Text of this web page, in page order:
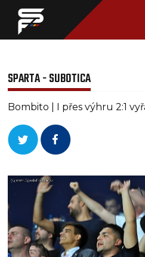
SPARTA - SUBOTICA
Bombito | I přes výhru 2:1